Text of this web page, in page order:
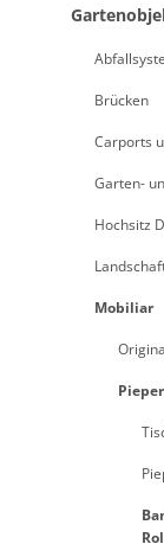
Brücken
Carports
Garten-
Hochsitz
Mobiliar